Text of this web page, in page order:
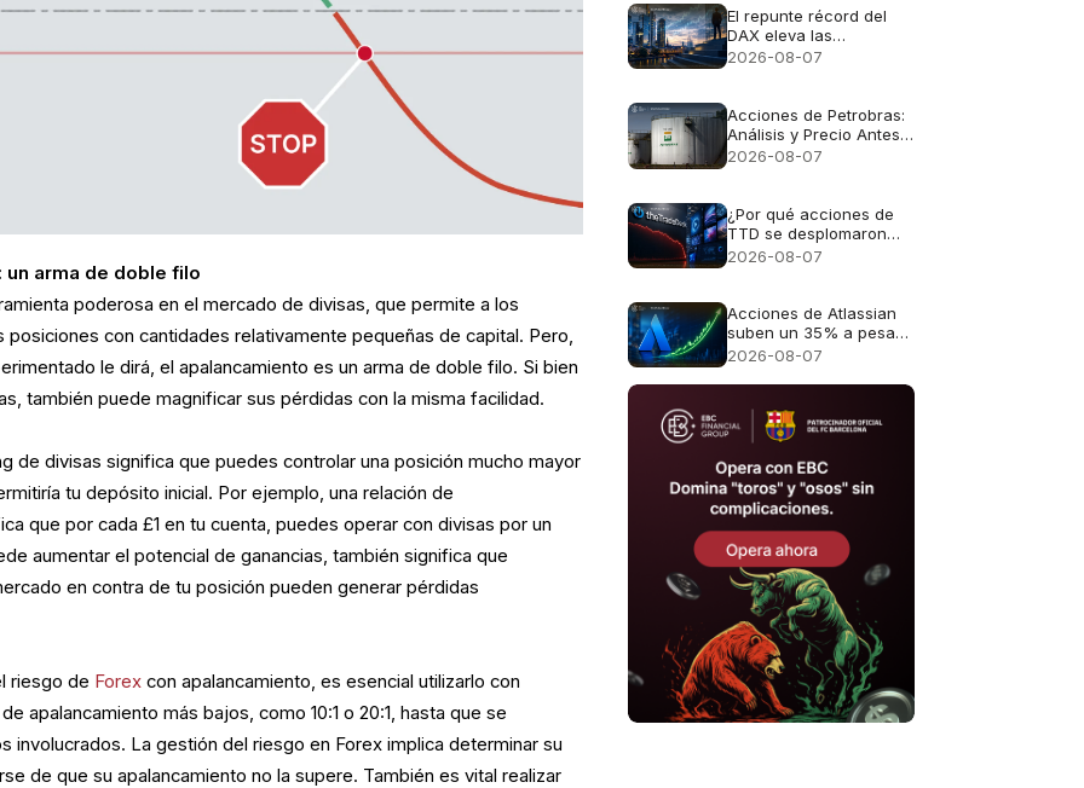
un arma de doble filo
poderosa en el mercado de divisas, que permite a los
con cantidades relativamente pequeñas de capital. Pero,
le dirá, el apalancamiento es un arma de doble filo. Si bien
también puede magnificar sus pérdidas con la misma facilidad.
de divisas significa que puedes controlar una posición mucho mayor
tu depósito inicial. Por ejemplo, una relación de
que por cada £1 en tu cuenta, puedes operar con divisas por un
aumentar el potencial de ganancias, también significa que
en contra de tu posición pueden generar pérdidas
riesgo de Forex con apalancamiento, es esencial utilizarlo con
apalancamiento más bajos, como 10:1 o 20:1, hasta que se
involucrados. La gestión del riesgo en Forex implica determinar su
de que su apalancamiento no la supere. También es vital realizar
El repunte récord del
DAX eleva las
expectativas de
2026-08-07
Acciones de Petrobras:
Análisis y Precio Antes
del Reporte Financiero
2026-08-07
¿Por qué acciones de
TTD se desplomaron
casi un 30%?
2026-08-07
Acciones de Atlassian
suben un 35% a pesar
de unas perspectivas
2026-08-07